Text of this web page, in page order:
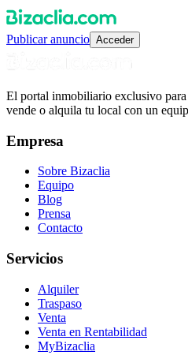
Publicar anuncio Acceder
El portal inmobiliario exclusivo para
vende o alquila tu local con un
Empresa
Sobre Bizaclia
Equipo
Blog
Prensa
Contacto
Servicios
Alquiler
Traspaso
Venta
Venta en Rentabilidad
MyBizaclia